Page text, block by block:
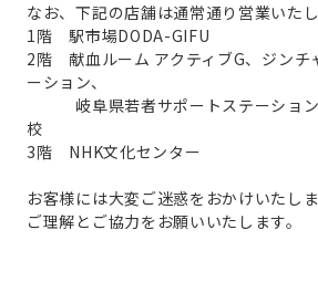
なお、下記の店舗は通常通り営業いたし
1階 駅市場DODA-GIFU
2階 献血ルーム アクティブG、ジンチ
ーション、
岐阜県若者サポートステーション
校
3階 NHK文化センター
お客様には大変ご迷惑をおかけいたしま
ご理解とご協力をお願いいたします。